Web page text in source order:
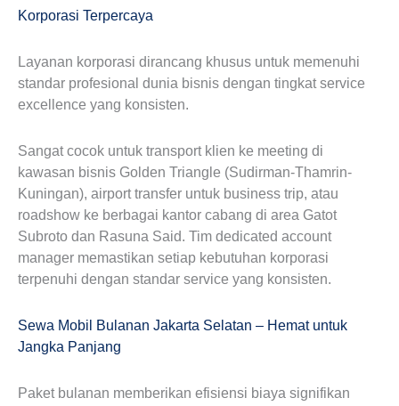
Korporasi Terpercaya
Layanan korporasi dirancang khusus untuk memenuhi
standar profesional dunia bisnis dengan tingkat service
excellence yang konsisten.
Sangat cocok untuk transport klien ke meeting di
kawasan bisnis Golden Triangle (Sudirman-Thamrin-
Kuningan), airport transfer untuk business trip, atau
roadshow ke berbagai kantor cabang di area Gatot
Subroto dan Rasuna Said. Tim dedicated account
manager memastikan setiap kebutuhan korporasi
terpenuhi dengan standar service yang konsisten.
Sewa Mobil Bulanan Jakarta Selatan – Hemat untuk
Jangka Panjang
Paket bulanan memberikan efisiensi biaya signifikan